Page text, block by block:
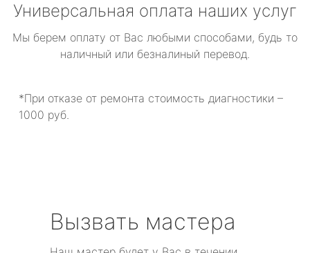
Универсальная оплата наших услуг
Мы берем оплату от Вас любыми способами, будь то
наличный или безналиный перевод.
*При отказе от ремонта стоимость диагностики –
1000 руб.
Вызвать мастера